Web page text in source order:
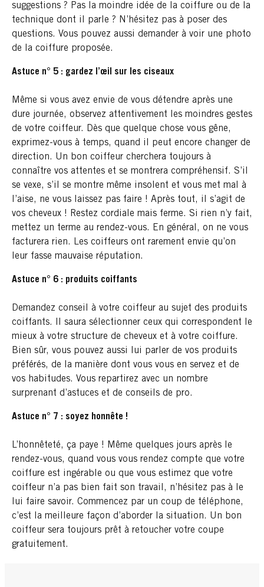
suggestions ? Pas la moindre idée de la coiffure ou de la
technique dont il parle ? N’hésitez pas à poser des
questions. Vous pouvez aussi demander à voir une photo
de la coiffure proposée.
Astuce n° 5 : gardez l’œil sur les ciseaux
Même si vous avez envie de vous détendre après une
dure journée, observez attentivement les moindres gestes
de votre coiffeur. Dès que quelque chose vous gêne,
exprimez-vous à temps, quand il peut encore changer de
direction. Un bon coiffeur cherchera toujours à
connaître vos attentes et se montrera compréhensif. S’il
se vexe, s’il se montre même insolent et vous met mal à
l’aise, ne vous laissez pas faire ! Après tout, il s’agit de
vos cheveux ! Restez cordiale mais ferme. Si rien n’y fait,
mettez un terme au rendez-vous. En général, on ne vous
facturera rien. Les coiffeurs ont rarement envie qu’on
leur fasse mauvaise réputation.
Astuce n° 6 : produits coiffants
Demandez conseil à votre coiffeur au sujet des produits
coiffants. Il saura sélectionner ceux qui correspondent le
mieux à votre structure de cheveux et à votre coiffure.
Bien sûr, vous pouvez aussi lui parler de vos produits
préférés, de la manière dont vous vous en servez et de
vos habitudes. Vous repartirez avec un nombre
surprenant d’astuces et de conseils de pro.
Astuce n° 7 : soyez honnête !
L’honnêteté, ça paye ! Même quelques jours après le
rendez-vous, quand vous vous rendez compte que votre
coiffure est ingérable ou que vous estimez que votre
coiffeur n’a pas bien fait son travail, n’hésitez pas à le
lui faire savoir. Commencez par un coup de téléphone,
c’est la meilleure façon d’aborder la situation. Un bon
coiffeur sera toujours prêt à retoucher votre coupe
gratuitement.